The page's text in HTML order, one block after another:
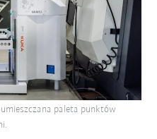
paleta punktów